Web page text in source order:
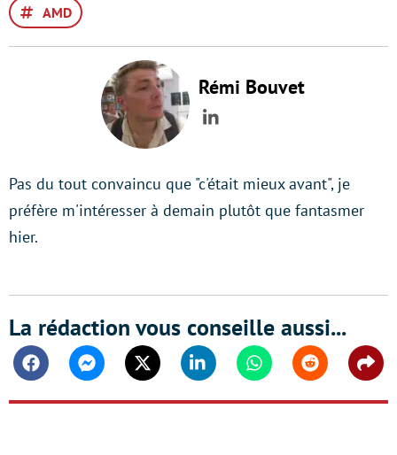
AMD
Rémi Bouvet
LinkedIn
Pas du tout convaincu que "c'était mieux avant", je
préfère m'intéresser à demain plutôt que fantasmer
hier.
La rédaction vous conseille aussi...
FacebookMessengerTwitter Linkedin WhatsappReddit